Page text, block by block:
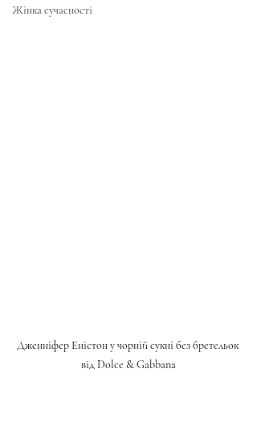
Жінка сучасності
Дженніфер Еністон у чорній сукні без бретельок
від Dolce & Gabbana